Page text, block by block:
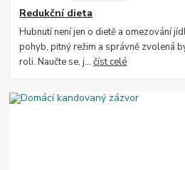
Redukční dieta
Hubnutí není jen o dietě a omezování
pohyb, pitný režim a správně zvolená
roli. Naučte se, j...číst celé